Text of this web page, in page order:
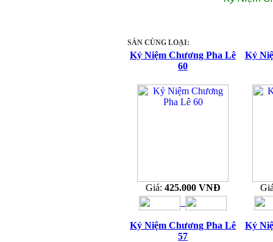
SẢN CÙNG LOẠI:
Kỷ Niệm Chương Pha Lê
60
Giá: 425.000 VNĐ
Kỷ
Kỷ Niệm Chương Pha Lê
57
Kỷ